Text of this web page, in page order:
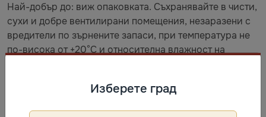
Най-добър до: виж опаковката. Съхранявайте в чисти,
сухи и добре вентилирани помещения, незаразени с
вредители по зърнените запаси, при температура не
по-висока от +20°C и относителна влажност на
Описание
Изберете град